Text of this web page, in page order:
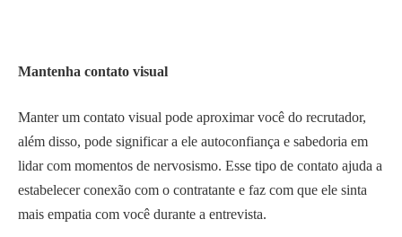
Mantenha contato visual
Manter um contato visual pode aproximar você do recrutador,
além disso, pode significar a ele autoconfiança e sabedoria em
lidar com momentos de nervosismo. Esse tipo de contato ajuda a
estabelecer conexão com o contratante e faz com que ele sinta
mais empatia com você durante a entrevista.